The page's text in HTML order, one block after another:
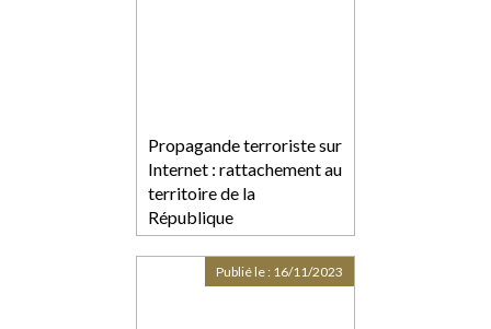
Propagande terroriste sur
Internet : rattachement au
territoire de la
République
Publié le : 16/11/2023